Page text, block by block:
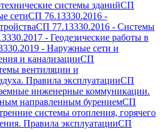
системы зданийСП
сетиСП 76.13330.2016 -
СП 77.13330.2016 - Системы
- Геодезические работы в
- Наружные сети и
и канализацииСП
вентиляции и
Правила эксплуатацииСП
инженерные коммуникации.
направленным бурениемСП
системы отопления, горячего
Правила эксплуатацииСП